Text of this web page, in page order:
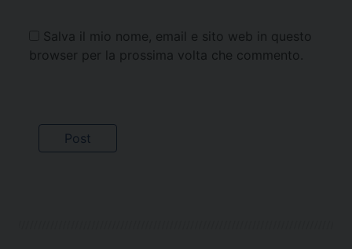
Salva il mio nome, email e sito web in questo
browser per la prossima volta che commento.